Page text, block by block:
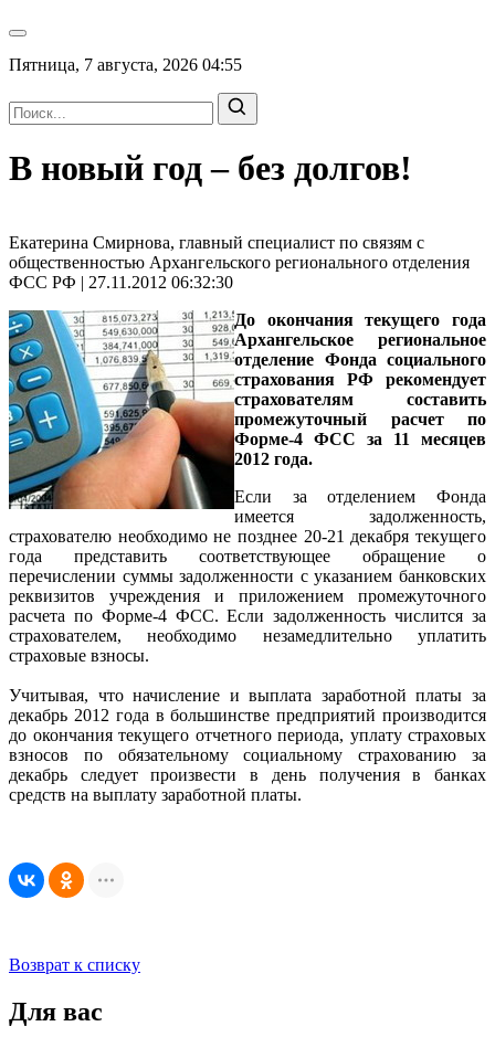
Пятница, 7 августа, 2026 04:55
В новый год – без долгов!
Екатерина Смирнова, главный специалист по связям с
общественностью Архангельского регионального отделения
ФСС РФ | 27.11.2012 06:32:30
До окончания текущего года
Архангельское региональное
отделение Фонда социального
страхования РФ рекомендует
страхователям составить
промежуточный расчет по
Форме-4 ФСС за 11 месяцев
2012 года.
Если за отделением Фонда
имеется задолженность,
страхователю необходимо не позднее 20-21 декабря текущего
года представить соответствующее обращение о
перечислении суммы задолженности с указанием банковских
реквизитов учреждения и приложением промежуточного
расчета по Форме-4 ФСС. Если задолженность числится за
страхователем, необходимо незамедлительно уплатить
страховые взносы.
Учитывая, что начисление и выплата заработной платы за
декабрь 2012 года в большинстве предприятий производится
до окончания текущего отчетного периода, уплату страховых
взносов по обязательному социальному страхованию за
декабрь следует произвести в день получения в банках
средств на выплату заработной платы.
Возврат к списку
Для вас